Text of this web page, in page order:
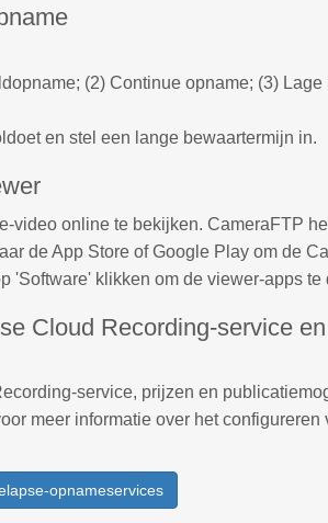
(2) Continue opname; (3)
en stel een lange bewaartermijn in.
video online te bekijken. CameraFTP
de App Store of Google Play om de
'Software' klikken om de viewer-apps te
Cloud Recording-service
service, prijzen en
meer informatie over het
opnameservices